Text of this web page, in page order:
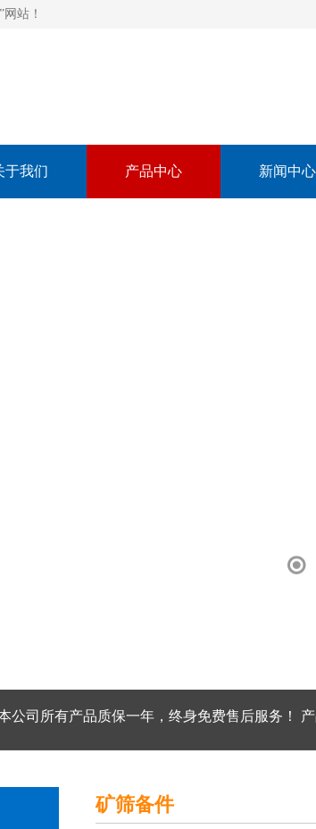
站！
于我们 产品中心 新闻中心
公司所有产品质保一年，终身免费售后服务！
矿筛备件